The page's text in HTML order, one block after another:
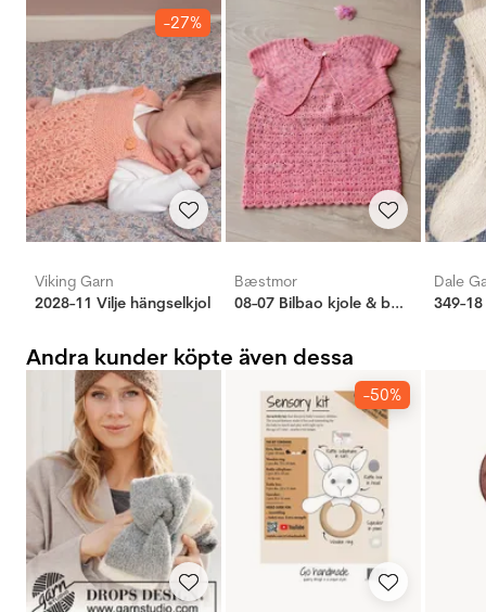
-27%
Viking Garn
2028-11 Vilje hängselkjol
Bæstmor
08-07 Bilbao kjole & bolero
Dale
349-
Andra kunder köpte även dessa
-50%